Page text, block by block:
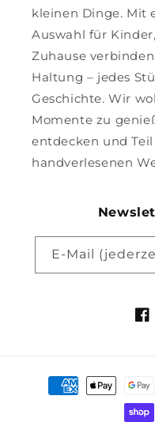
kleinen Dinge. Mit
Auswahl für
Zuhause
Haltung – jedes
Geschichte. Wir
Momente zu
entdecken und
handverlesenen
E-Mail
Zahlungsmethoden